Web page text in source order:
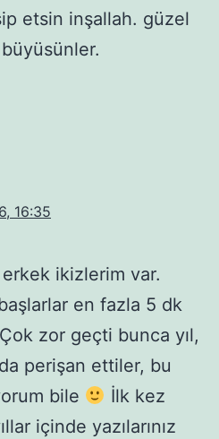
etsin inşallah. güzel
16:35
ikizlerim var.
en fazla 5 dk
zor geçti bunca yıl,
perişan ettiler, bu
bile
İlk kez
içinde yazılarınız